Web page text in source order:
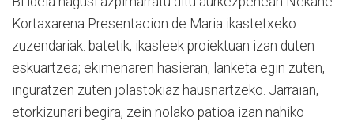
Kortaxarena Presentacion de Maria ikastetxeko
zuzendariak: batetik, ikasleek proiektuan izan duten
eskuartzea; ekimenaren hasieran, lanketa egin zuten,
inguratzen zuten jolastokiaz hausnartzeko. Jarraian,
etorkizunari begira, zein nolako patioa izan nahiko